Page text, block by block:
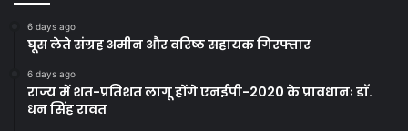
6 days ago
घूस लेते संग्रह अमीन और वरिष्ठ सहायक गिरफ्तार
6 days ago
राज्य में शत-प्रतिशत लागू होंगे एनईपी-2020 के प्रावधानः डाॅ.
धन सिंह रावत